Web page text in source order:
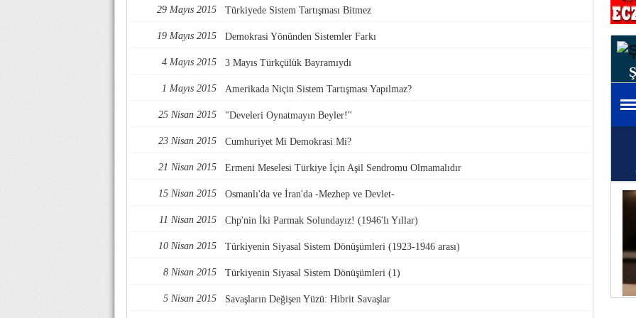
29 Mayıs 2015 Türkiyede Sistem Tartışması Bitmez
19 Mayıs 2015 Demokrasi Yönünden Sistemler Farkı
4 Mayıs 2015 3 Mayıs Türkçülük Bayramıydı
1 Mayıs 2015 Amerikada Niçin Sistem Tartışması Yapılmaz?
25 Nisan 2015 "Develeri Oynatmayın Beyler!"
23 Nisan 2015 Cumhuriyet Mi Demokrasi Mi?
21 Nisan 2015 Ermeni Meselesi Türkiye İçin Aşil Sendromu Olmamalıdır
15 Nisan 2015 Osmanlı'da ve İran'da -Mezhep ve Devlet-
11 Nisan 2015 Chp'nin İki Parmak Solundayız! (1946'lı Yıllar)
10 Nisan 2015 Türkiyenin Siyasal Sistem Dönüşümleri (1923-1946 arası)
8 Nisan 2015 Türkiyenin Siyasal Sistem Dönüşümleri (1)
5 Nisan 2015 Savaşların Değişen Yüzü: Hibrit Savaşlar